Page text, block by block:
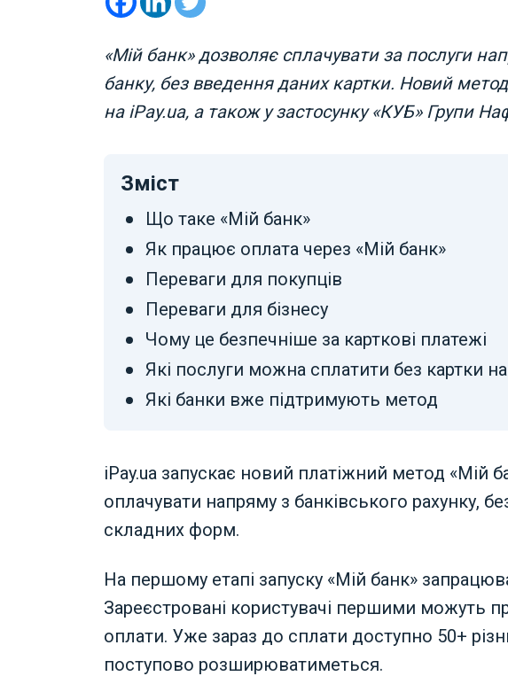
«Мій банк» дозволяє сплачувати за послуги
банку, без введення даних картки. Новий
на iPay.ua, а також у застосунку «КУБ» Групи
Зміст
Що таке «Мій банк»
Як працює оплата через «Мій банк»
Переваги для покупців
Переваги для бізнесу
Чому це безпечніше за карткові платежі
Які послуги можна сплатити без картки на
Які банки вже підтримують метод
iPay.ua запускає новий платіжний метод «Мій
оплачувати напряму з банківського рахунку,
складних форм.
На першому етапі запуску «Мій банк»
Зареєстровані користувачі першими можуть
оплати. Уже зараз до сплати доступно 50+
поступово розширюватиметься.